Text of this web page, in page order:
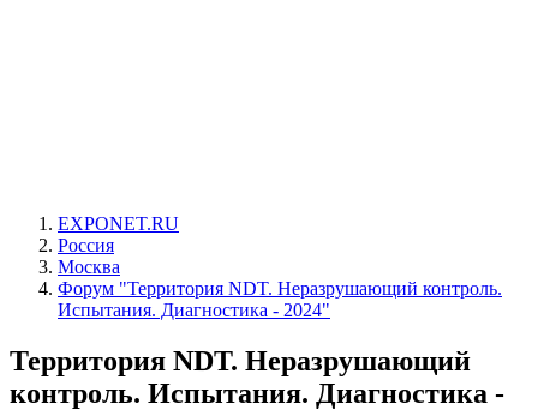
EXPONET.RU
Россия
Москва
Форум "Территория NDT. Неразрушающий контроль.
Испытания. Диагностика - 2024"
Территория NDT. Неразрушающий
контроль. Испытания. Диагностика -